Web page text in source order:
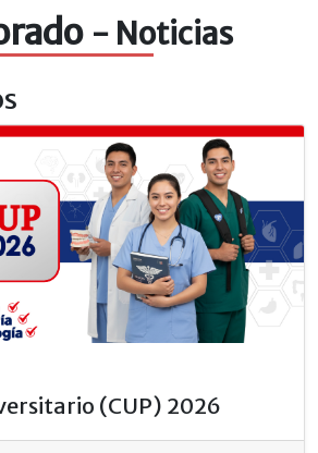
- Noticias
(CUP) 2026